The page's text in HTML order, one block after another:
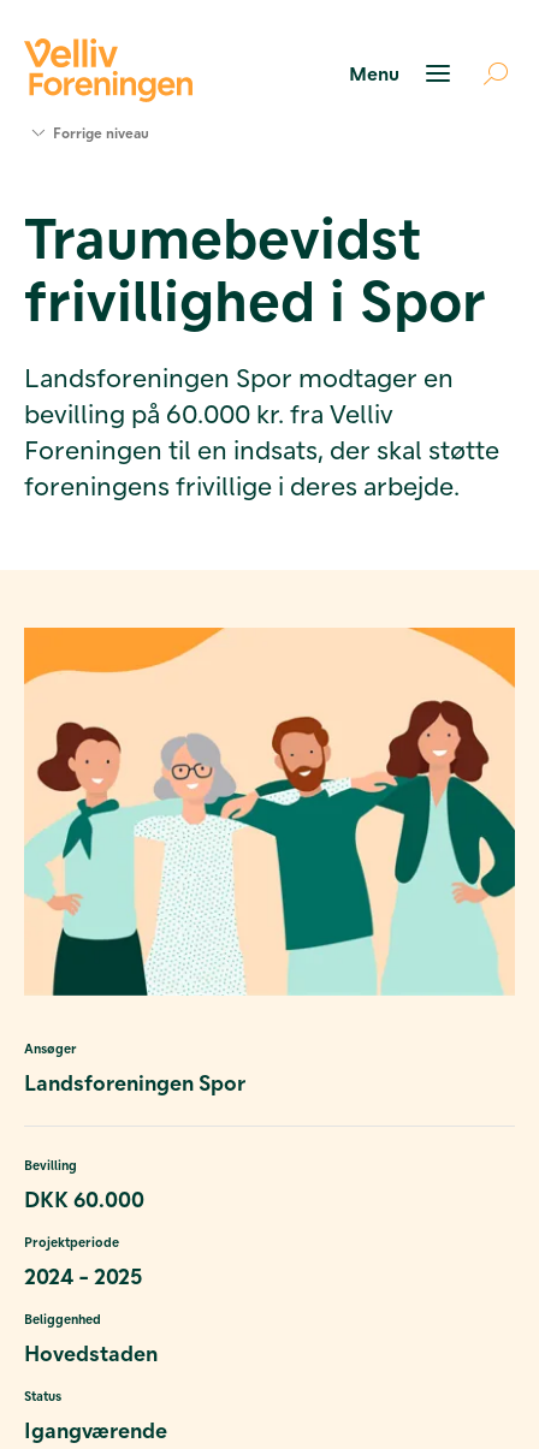
Værktøjer
og viden
Om Velliv
Foreningen
Forrige niveau
Traumebevidst
frivillighed i Spor
Landsforeningen Spor modtager en
bevilling på 60.000 kr. fra Velliv
Foreningen til en indsats, der skal støtte
foreningens frivillige i deres arbejde.
Ansøger
Landsforeningen Spor
Bevilling
DKK 60.000
Projektperiode
2024 - 2025
Beliggenhed
Hovedstaden
Status
Igangværende